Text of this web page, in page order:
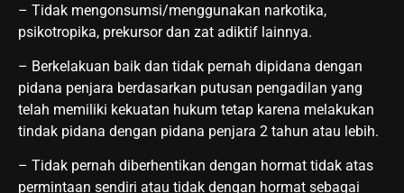
– Tidak mengonsumsi/menggunakan narkotika,
psikotropika, prekursor dan zat adiktif lainnya.
– Berkelakuan baik dan tidak pernah dipidana dengan
pidana penjara berdasarkan putusan pengadilan yang
telah memiliki kekuatan hukum tetap karena melakukan
tindak pidana dengan pidana penjara 2 tahun atau lebih.
– Tidak pernah diberhentikan dengan hormat tidak atas
permintaan sendiri atau tidak dengan hormat sebagai